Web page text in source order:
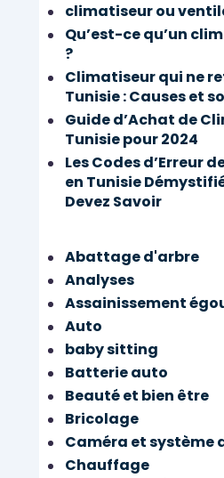
climatiseur ou
Qu’est-ce qu’un
?
Climatiseur qui ne
Tunisie : Causes et
Guide d’Achat de
Tunisie pour 2024
Les Codes d’Erreur
en Tunisie
Devez Savoir
Abattage d'arbre
Analyses
Assainissement
Auto
baby sitting
Batterie auto
Beauté et bien être
Bricolage
Caméra et système
Chauffage